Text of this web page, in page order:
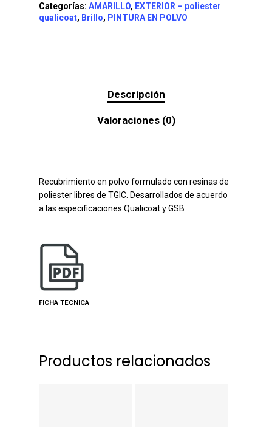
Categorías: AMARILLO, EXTERIOR – poliester
qualicoat, Brillo, PINTURA EN POLVO
Descripción
Valoraciones (0)
Recubrimiento en polvo formulado con resinas de
poliester libres de TGIC. Desarrollados de acuerdo
a las especificaciones Qualicoat y GSB
FICHA TECNICA
Productos relacionados